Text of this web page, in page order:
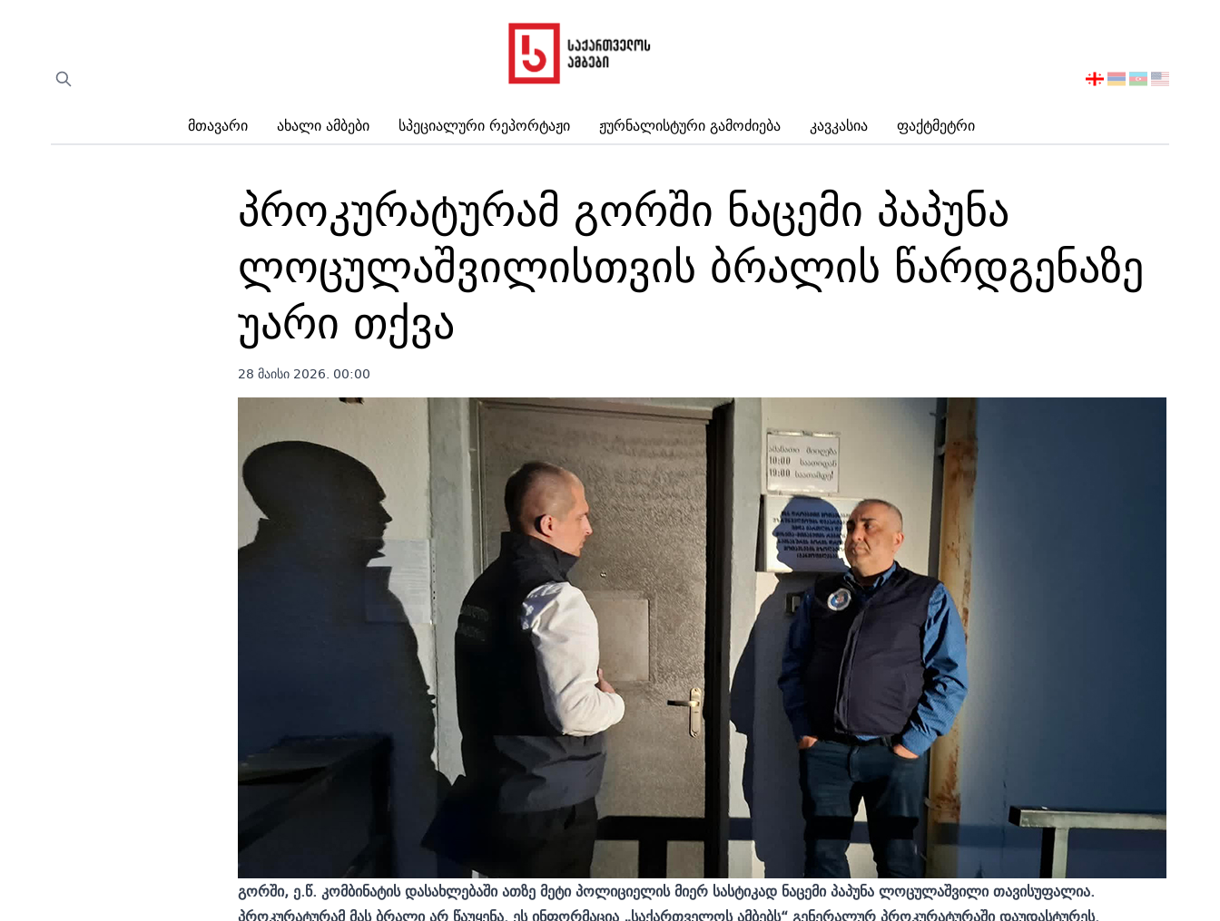
Მთავარი Ახალი Ამბები Სპეციალური Რეპორტაჟი Ჟურნალისტური Გამოძიება Კავკასია Ფაქტმეტრი
აირჩიეთ
პროკურატურამ გორში ნაცემი პაპუნა
ლოცულაშვილისთვის ბრალის წარდგენაზე
უარი თქვა
28 მაისი 2026. 00:00
გორში, ე.წ. კომბინატის დასახლებაში ათზე მეტი პოლიციელის მიერ სასტიკად ნაცემი პაპუნა ლოცულაშვილი თავისუფალია.